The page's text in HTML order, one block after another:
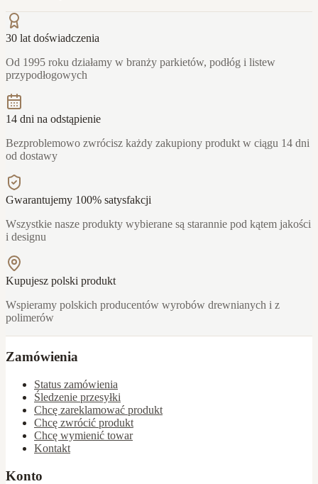
30 lat doświadczenia
Od 1995 roku działamy w branży parkietów, podłóg i listew
przypodłogowych
14 dni na odstąpienie
Bezproblemowo zwrócisz każdy zakupiony produkt w ciągu 14 dni
od dostawy
Gwarantujemy 100% satysfakcji
Wszystkie nasze produkty wybierane są starannie pod kątem jakości
i designu
Kupujesz polski produkt
Wspieramy polskich producentów wyrobów drewnianych i z
polimerów
Zamówienia
Status zamówienia
Śledzenie przesyłki
Chcę zareklamować produkt
Chcę zwrócić produkt
Chcę wymienić towar
Kontakt
Konto